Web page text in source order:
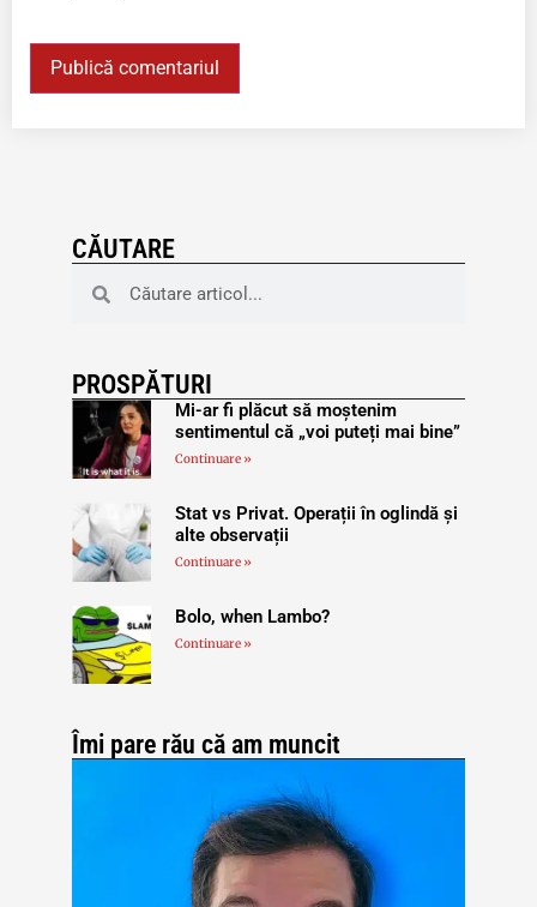
CĂUTARE
PROSPĂTURI
Mi-ar fi plăcut să moștenim
sentimentul că „voi puteți mai bine”
Continuare »
Stat vs Privat. Operații în oglindă și
alte observații
Continuare »
Bolo, when Lambo?
Continuare »
Îmi pare rău că am muncit